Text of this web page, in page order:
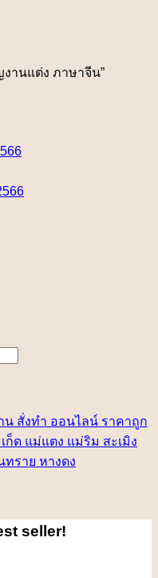
งานแต่ง ภาษาจีน”
seller!